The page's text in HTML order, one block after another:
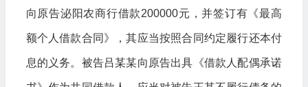
向原告泌阳农商行借款200000元，并签订有《最高
额个人借款合同》，其应当按照合同约定履行还本付
息的义务。被告吕某某向原告出具《借款人配偶承诺